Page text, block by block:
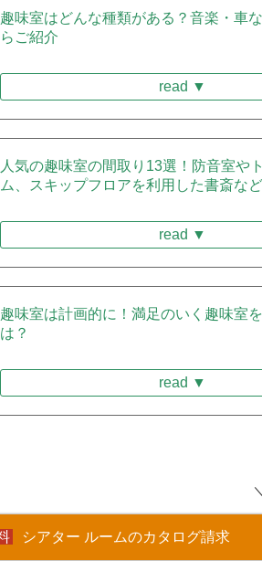
趣味室はどんな種類がある？音楽・車
らご紹介
read ▼
人気の趣味室の間取り13選！防音室や
ム、スキップフロアを利用した書斎な
read ▼
趣味室は計画的に！満足のいく趣味室
は？
read ▼
シアター ルームのカタログ請求